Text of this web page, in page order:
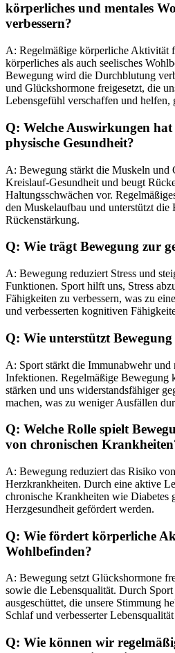
körperliches und mentales
verbessern?
A: Regelmäßige körperliche Aktivität
körperliches als auch seelisches
Bewegung wird die Durchblutung
und Glückshormone freigesetzt, die
Lebensgefühl verschaffen und helfen,
Q: Welche Auswirkungen
physische Gesundheit?
A: Bewegung stärkt die Muskeln und
Kreislauf-Gesundheit und beugt
Haltungsschwächen vor.
den Muskelaufbau und unterstützt die
Rückenstärkung.
Q: Wie trägt Bewegung zur
A: Bewegung reduziert Stress und
Funktionen. Sport hilft uns, Stress
Fähigkeiten zu verbessern, was zu
und verbesserten kognitiven
Q: Wie unterstützt
A: Sport stärkt die Immunabwehr und
Infektionen. Regelmäßige Bewegung
stärken und uns widerstandsfähiger
machen, was zu weniger Ausfällen
Q: Welche Rolle spielt
von chronischen
A: Bewegung reduziert das Risiko
Herzkrankheiten. Durch eine aktive
chronische Krankheiten wie Diabetes
Herzgesundheit gefördert werden.
Q: Wie fördert körperliche
Wohlbefinden?
A: Bewegung setzt Glückshormone
sowie die Lebensqualität. Durch
ausgeschüttet, die unsere Stimmung
Schlaf und verbesserter
Q: Wie können wir